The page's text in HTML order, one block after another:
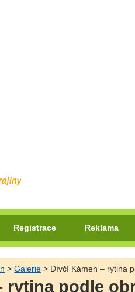
Registrace Reklama
>Galerie > Dívčí Kámen – rytina
rytina podle